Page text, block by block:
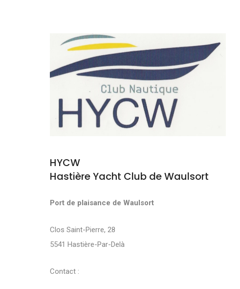
HYCW
Hastière Yacht Club de Waulsort
Port de plaisance de Waulsort
Clos Saint-Pierre, 28
5541 Hastière-Par-Delà
Contact :